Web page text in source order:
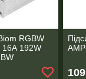
RGBW
16А 192W
109